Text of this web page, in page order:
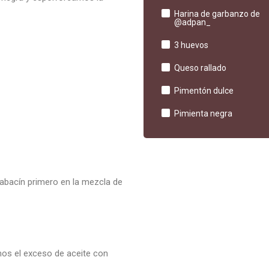
primero en la mezcla de
el exceso de aceite con
Harina de garbanzo de
@adpan_
3 huevos
Queso rallado
Pimentón dulce
Pimienta negra